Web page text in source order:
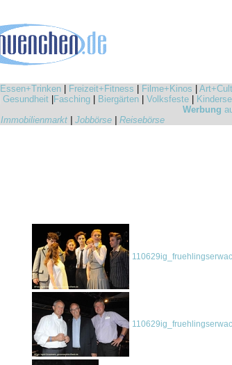
Essen+Trinken Freizeit+Fitness Filme+Kinos
Gesundheit Fasching Biergärten Volksfeste
Werbung
Immobilienmarkt Jobbörse Reisebörse